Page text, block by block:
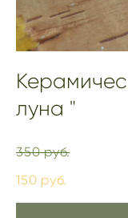
луна "
350 pуб.
150 pуб.